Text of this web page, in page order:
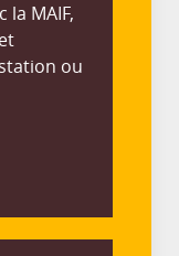
la MAIF,
ou